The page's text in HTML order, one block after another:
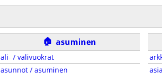
🏠 asuminen
ali- / välivuokrat
asunnot / asuminen